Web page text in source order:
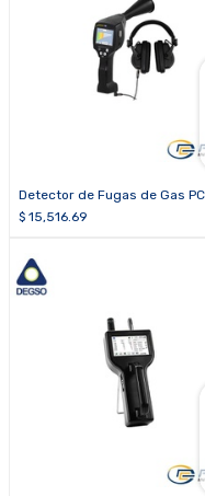
Detector de Fugas de Gas
LDC 15
$ 15,516.69